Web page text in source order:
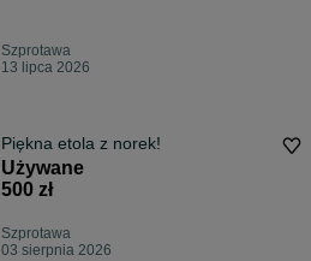
Szprotawa
13 lipca 2026
Piękna etola z norek!
Używane
500 zł
Szprotawa
03 sierpnia 2026